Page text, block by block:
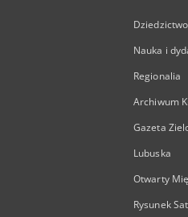
Nauka i
Regionalia
Archiwum
Gazeta
Lubuska
Otwarty
Rysunek